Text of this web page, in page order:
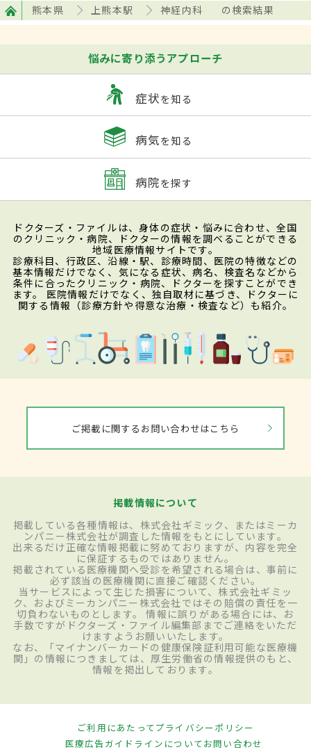
熊本県 上熊本駅 神経内科 の検索結果
悩みに寄り添うアプローチ
症状を知る
病気を知る
病院を探す
ドクターズ・ファイルは、身体の症状・悩みに合わせ、全国
のクリニック・病院、ドクターの情報を調べることができる
地域医療情報サイトです。
診療科目、行政区、沿線・駅、診療時間、医院の特徴などの
基本情報だけでなく、気になる症状、病名、検査名などから
条件に合ったクリニック・病院、ドクターを探すことができ
ます。 医院情報だけでなく、独自取材に基づき、ドクターに
関する情報（診療方針や得意な治療・検査など）も紹介。
ご掲載に関するお問い合わせはこちら
掲載情報について
掲載している各種情報は、株式会社ギミック、またはミーカ
ンパニー株式会社が調査した情報をもとにしています。
出来るだけ正確な情報掲載に努めておりますが、内容を完全
に保証するものではありません。
掲載されている医療機関へ受診を希望される場合は、事前に
必ず該当の医療機関に直接ご確認ください。
当サービスによって生じた損害について、株式会社ギミッ
ク、およびミーカンパニー株式会社ではその賠償の責任を一
切負わないものとします。 情報に誤りがある場合には、お
手数ですがドクターズ・ファイル編集部までご連絡をいただ
けますようお願いいたします。
なお、「マイナンバーカードの健康保険証利用可能な医療機
関」の情報につきましては、厚生労働省の情報提供のもと、
情報を掲出しております。
ご利用にあたってプライバシーポリシー
医療広告ガイドラインについてお問い合わせ